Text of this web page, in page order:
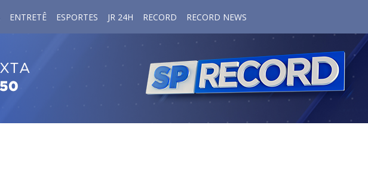
ENTRETÊ ESPORTES JR 24H RECORD RECORD NEWS